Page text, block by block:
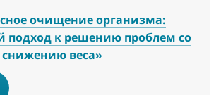
очищение организма:
подход к решению проблем со
веса»